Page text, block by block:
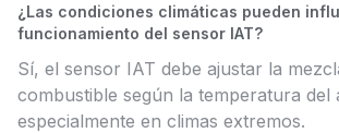
¿Las condiciones climáticas pueden
funcionamiento del sensor IAT?
Sí, el sensor IAT debe ajustar la
combustible según la temperatura del
especialmente en climas extremos.